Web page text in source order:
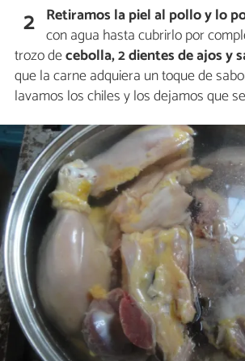
2 Retiramos la piel al polloy lo
con agua hasta cubrirlo por
trozo decebolla, 2 dientes de ajos y
que la carne adquiera un toque de
lavamos los chiles y los dejamos que